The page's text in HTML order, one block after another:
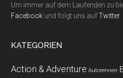
Um immer auf dem Laufenden zu
Facebook und folgt uns aufTwitter.
KATEGORIEN
Action & Adventure Autorennen